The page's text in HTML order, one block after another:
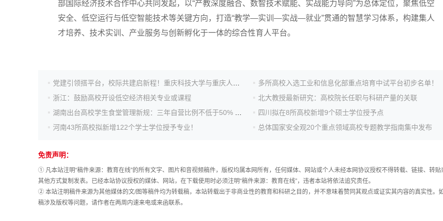
部国际经济技术合作中心共同发起，以“产教深度融合、数智技术赋能、实战能力导向”为总体定位，聚焦低空
安全、低空运行与低空智能技术等关键方向，打造“教学—实训—实战—就业”贯通的智慧学习体系，构建集人
才培养、技术实训、产业服务与创新孵化于一体的综合性育人平台。
多所高校入选工业和信息化部重点培育中试平台初步名单！
浙江：鼓励高校开设低空经济相关专业或课程
北大教授最新研究：高校院长任职与科研产量的关联
四川拟在8所高校新增9个硕士学位授予点
河南43所高校拟新增122个学士学位授予专业！
总体国家安全观20个重点领域高校专题教学指南集中发布
免责声明：
① 凡本站注明“稿件来源：教育在线”的所有文字、图片和音视频稿件，版权均属本网所有，任何媒体、网站或个人未经本网协议授权不得转载、链接、转贴
其他方式复制发表。已经本站协议授权的媒体、网站，在下载使用时必须注明“稿件来源：教育在线”，违者本站将依法追究责任。
② 本站注明稿件来源为其他媒体的文/图等稿件均为转载稿，本站转载出于非商业性的教育和科研之目的，并不意味着赞同其观点或证实其内容的真实性。
稿涉及版权等问题，请作者在两周内速来电或来函联系。